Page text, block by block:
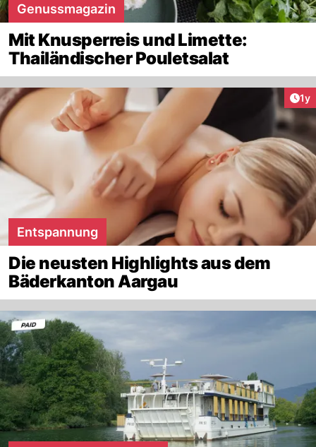
Genussmagazin
Mit Knusperreis und Limette:
Thailändischer Pouletsalat
1y
Entspannung
Die neusten Highlights aus dem
Bäderkanton Aargau